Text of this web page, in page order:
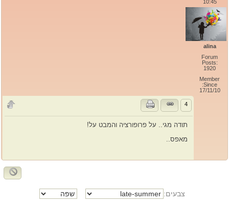
10:45
alina
Forum
Posts:
1920
Member
Since:
17/11/10
4
תודה מגי.. על פרופורציה והמבט על!
מאפס..
צבעים: